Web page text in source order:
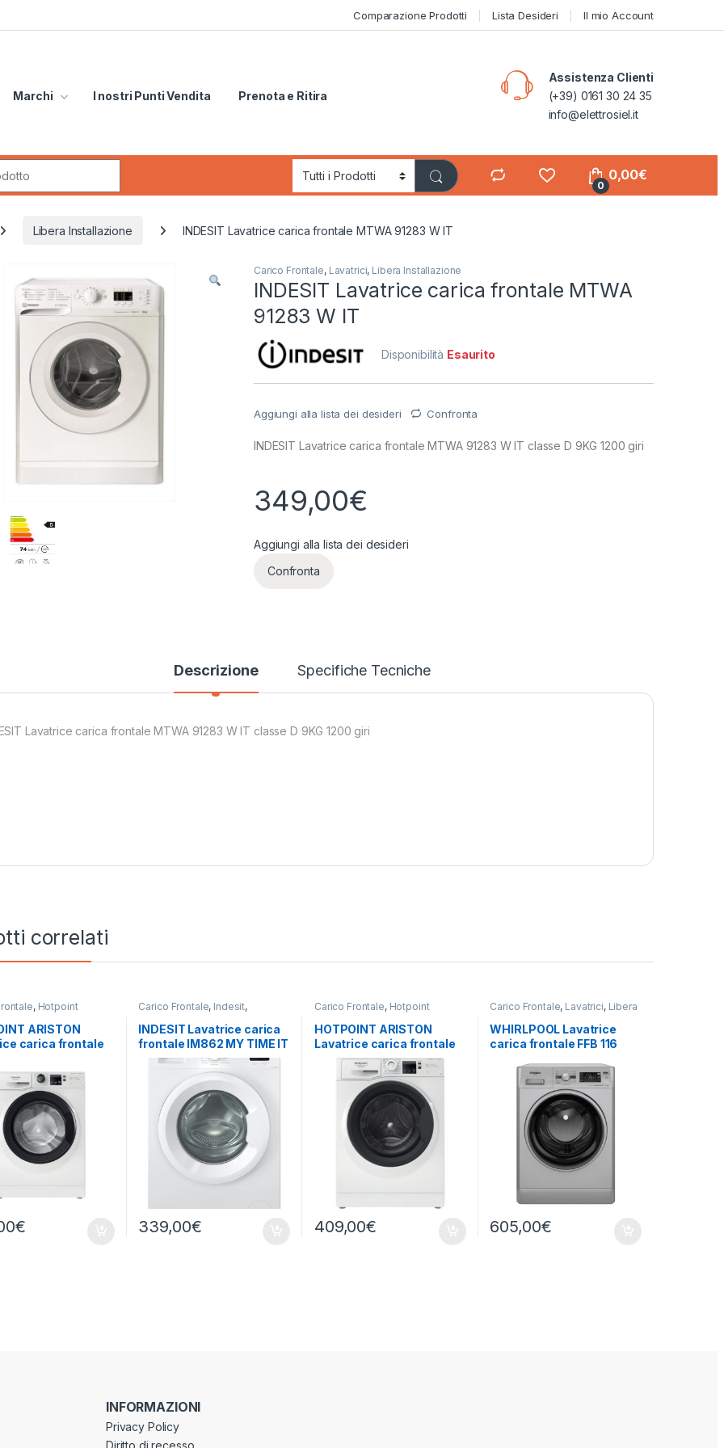
Comparazione Prodotti Lista Desideri Il mio Account
Marchi I nostri Punti Vendita Prenota e Ritira
Assistenza Clienti
(+39) 0161 30 24 35
info@elettrosiel.it
0
0,00€
Libera Installazione INDESIT Lavatrice carica frontale MTWA 91283 W IT
Carico Frontale, Lavatrici, Libera Installazione
INDESIT Lavatrice carica frontale MTWA
91283 W IT
Disponibilità Esaurito
Aggiungi alla lista dei desideri Confronta
INDESIT Lavatrice carica frontale MTWA 91283 W IT classe D 9KG 1200 giri
349,00€
Aggiungi alla lista dei desideri
Confronta
Descrizione Specifiche Tecniche
Lavatrice carica frontale MTWA 91283 W IT classe D 9KG 1200 giri
correlati
, Hotpoint
Libera
ARISTON
carica frontale
€
Carico Frontale, Indesit,
INDESIT Lavatrice carica
frontale IM862 MY TIME IT
– LAVATRICE 8KG 1200
339,00€
Carico Frontale, Hotpoint
Libera
Installazione
HOTPOINT ARISTON
Lavatrice carica frontale
NF97WK IT 9 KG 1400 GIRI
409,00€
Carico Frontale, Lavatrici, Libera
WHIRLPOOL Lavatrice
carica frontale FFB 116
605,00€
INFORMAZIONI
Privacy Policy
Diritto di recesso